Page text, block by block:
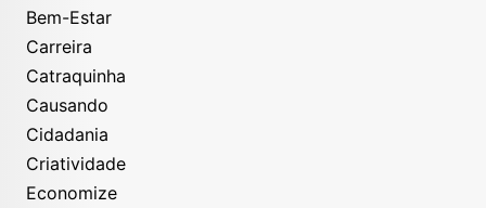
Bem-Estar
Carreira
Catraquinha
Causando
Cidadania
Criatividade
Economize